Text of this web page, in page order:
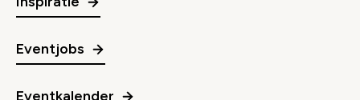
Eventjobs
Eventkalender